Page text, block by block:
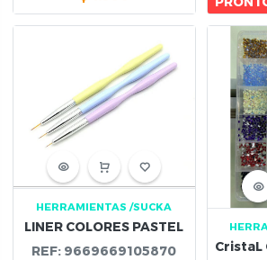
HERRAMIENTAS /SUCKA
LINER COLORES PASTEL
REF: 9669669105870